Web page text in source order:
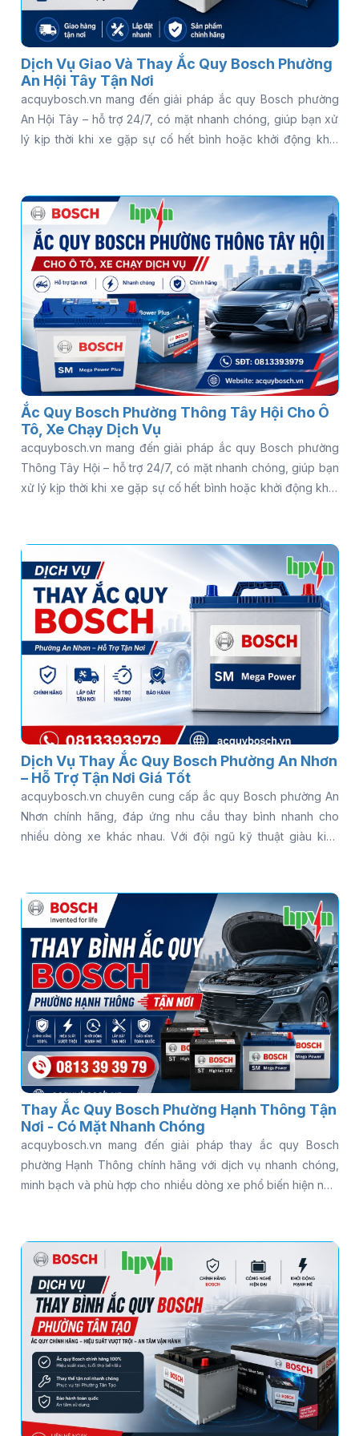
Dịch Vụ Giao Và Thay Ắc Quy Bosch Phường
An Hội Tây Tận Nơi
acquybosch.vn mang đến giải pháp ắc quy Bosch phường
An Hội Tây – hỗ trợ 24/7, có mặt nhanh chóng, giúp bạn xử
lý kịp thời khi xe gặp sự cố hết bình hoặc khởi động khó.
phù hợp với xe. Gọi ngay 0813 39 39 79 để được hỗ trợ thay
ắc quy Bosch tận nơi nhanh chóng - có mặt 15 phút, kiểm
tra miễn phí, phục vụ 24/7!
Ắc Quy Bosch Phường Thông Tây Hội Cho Ô
Tô, Xe Chạy Dịch Vụ
acquybosch.vn mang đến giải pháp ắc quy Bosch phường
Thông Tây Hội – hỗ trợ 24/7, có mặt nhanh chóng, giúp bạn
xử lý kịp thời khi xe gặp sự cố hết bình hoặc khởi động khó.
phù hợp với xe. Gọi ngay 0813 39 39 79 để được hỗ trợ thay
ắc quy Bosch tận nơi nhanh chóng - có mặt 15 phút, kiểm
tra miễn phí, phục vụ 24/7!
Dịch Vụ Thay Ắc Quy Bosch Phường An Nhơn
– Hỗ Trợ Tận Nơi Giá Tốt
acquybosch.vn chuyên cung cấp ắc quy Bosch phường An
Nhơn chính hãng, đáp ứng nhu cầu thay bình nhanh cho
nhiều dòng xe khác nhau. Với đội ngũ kỹ thuật giàu kinh
thời gian ngắn. Gọi ngay 0813 39 39 79 để được hỗ trợ thay
ắc quy Bosch tận nơi nhanh chóng - có mặt 15 phút, kiểm
tra miễn phí, phục vụ 24/7!
Thay Ắc Quy Bosch Phường Hạnh Thông Tận
Nơi - Có Mặt Nhanh Chóng
acquybosch.vn mang đến giải pháp thay ắc quy Bosch
phường Hạnh Thông chính hãng với dịch vụ nhanh chóng,
minh bạch và phù hợp cho nhiều dòng xe phổ biến hiện nay.
chỉ trong 15–30 phút, giúp bạn yên tâm di chuyển mà không
lo gián đoạn. Nếu bạn đang tìm một địa chỉ uy tín, tiện lợi và
tối ưu chi phí, đọc ngay bài viết để khám phá chi tiết dịch vụ
và những lợi ích thực tế khi thay ắc quy Bosch tại khu vực
này.